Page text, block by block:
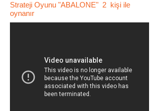
Strateji Oyunu "ABALONE" 2 kişi ile
oynanır